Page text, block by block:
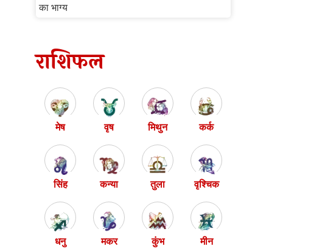
का भाग्य
राशिफल
मेष वृष मिथुन कर्क
सिंह कन्या तुला वृश्चिक
धनु मकर कुंभ मीन